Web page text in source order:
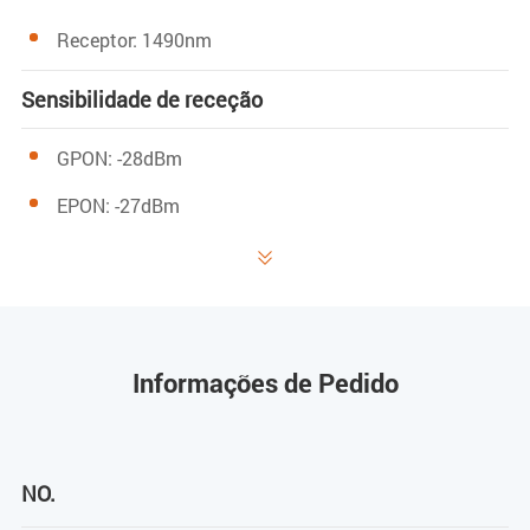
Receptor: 1490nm
Sensibilidade de receção
GPON: -28dBm
EPON: -27dBm
EPON: -3dBm

Informações de Pedido
NO.